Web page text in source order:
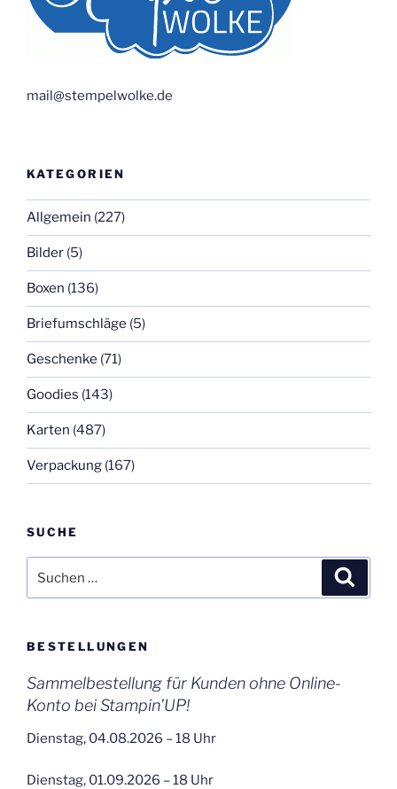
mail@stempelwolke.de
KATEGORIEN
Allgemein (227)
Bilder (5)
Boxen (136)
Briefumschläge (5)
Geschenke (71)
Goodies (143)
Karten (487)
Verpackung (167)
SUCHE
nach:
BESTELLUNGEN
Sammelbestellung für Kunden ohne Online-
Konto bei Stampin’UP!
Dienstag, 04.08.2026 – 18 Uhr
Dienstag, 01.09.2026 – 18 Uhr